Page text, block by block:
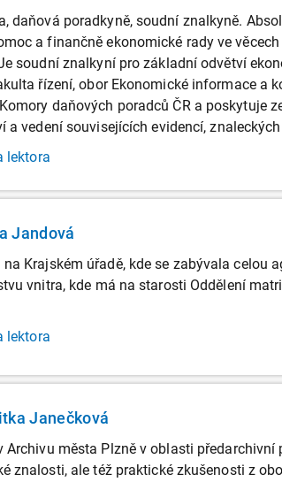
daňová poradkyně, soudní znalkyně.
a finančně ekonomické rady ve
soudní znalkyní pro základní odvětví
řízení, obor Ekonomické informace a
daňových poradců ČR a poskytuje
a vedení souvisejících evidencí,
lektora
Jandová
na Krajském úřadě, kde se zabývala celou
vnitra, kde má na starosti Oddělení
lektora
Janečková
Archivu města Plzně v oblasti
znalosti, ale též praktické zkušenosti z